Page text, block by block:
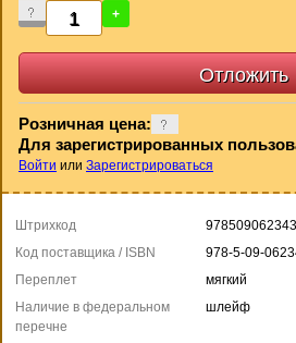
- +
Розничная цена:
Для зарегистрированных
Войти или Зарегистрироваться
Штрихкод
Код поставщика / ISBN
978-5-09-
Переплет
мягкий
Наличие в федеральном
перечне
шлейф